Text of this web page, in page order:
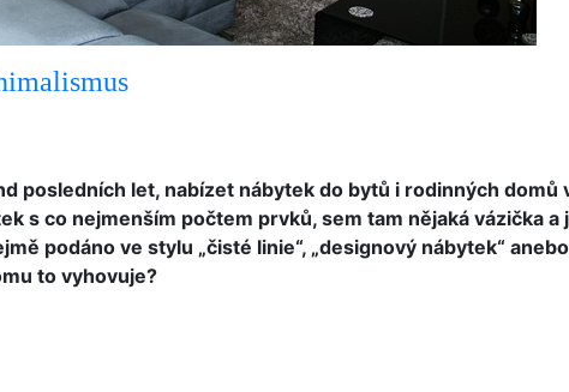
posledních let, nabízet nábytek do bytů i rodinných domů
s co nejmenším počtem prvků, sem tam nějaká vázička a
podáno ve stylu „čisté linie“, „designový nábytek“
to vyhovuje?